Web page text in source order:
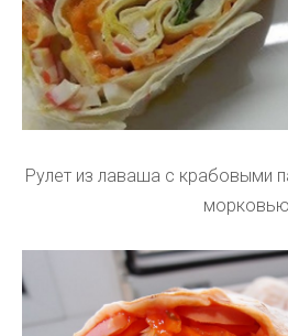
Рулет из лаваша с крабовыми
морковью